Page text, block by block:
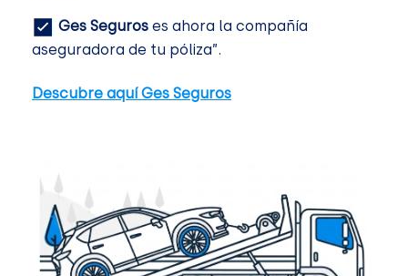
Ges Seguros es ahora la compañía
aseguradora de tu póliza”.
Descubre aquí Ges Seguros